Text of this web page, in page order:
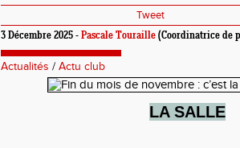
Tweet
3 Décembre 2025 - Pascale Touraille (Coordinatrice de
Actualités / Actu club
LA SALLE